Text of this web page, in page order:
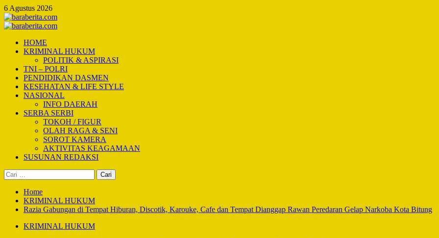
Skip
to
content
6 Agustus 2026
Primary
HOME
KRIMINAL HUKUM
POLITIK & ASPIRASI
TNI – POLRI
PENDIDIKAN DASMEN
KESEHATAN & LIFE STYLE
NASIONAL
INFO DAERAH
SERBA SERBI
TOKOH / FIGUR
OLAH RAGA & SENI
SOROT KAMERA
AKTIVITAS KEAGAMAAN
SUSUNAN REDAKSI
Cari
untuk:
Home
KRIMINAL HUKUM
Razia Gabungan di Tempat Hiburan, Discotik, Karouke, Cafe dan Tempat Dianggap Rawan Peredaran Gelap Narkoba Kota Bitung
KRIMINAL HUKUM